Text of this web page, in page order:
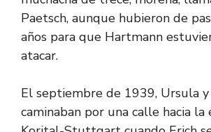
Paetsch, aunque hubieron de
años para que Hartmann
atacar.
El septiembre de 1939, Ursula y
caminaban por una calle hacia la